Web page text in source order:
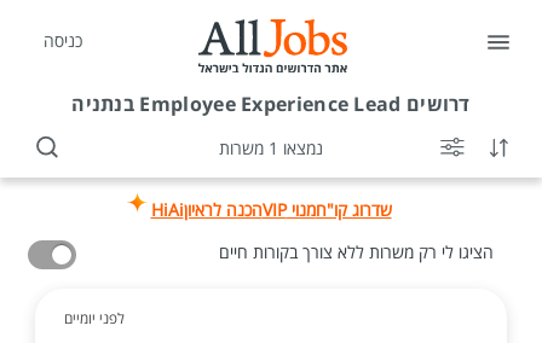
כניסה
דרושים Employee Experience Lead בנתניה
נמצאו 1 משרות
שדרוג קו"חמנוי VIP הכנה לראיוןHiAi
הציגו לי רק משרות ללא צורך בקורות חיים
לפני יומיים